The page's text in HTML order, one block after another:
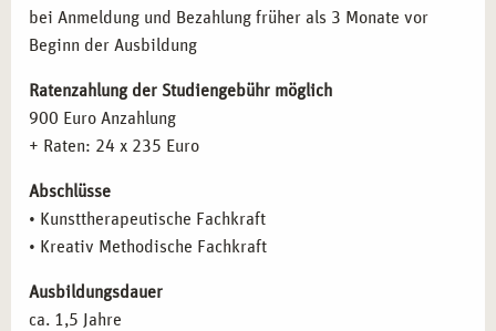
verschiedenen Zielgruppen unterstützen.
BERUFLICHE PERSPEKTIVEN NACH DER
AUSBILDUNG IN BERLIN
Absolventen derkunsttherapeutischen Praxisausbildung
haben vielfältige berufliche Perspektiven. Sie können in
Kunsttherapie
Musiktherapie ,Traumatherapie
Demenzprävention
und Krisenintervention
Praxen,Kliniken,Kindertageseinrichtungen
Seniorenheimen
Gruppendynamische Prozesse
Themen- und teilnehmerzentrierte Stundenplanung
Therapeutische Techniken: Materialkunde und Übungen
in der Malerei
Kommunikation und Gesprächsführung
Kunsttherapie in der Heilpädagogik
Kunsttherapie in der Demenzprävention und -arbeit
Arbeit in der Traumatherapie und Krisenintervention
Kulturpädagogik
bei Anmeldung und Bezahlung früher als 3 Monate vor
Beginn der Ausbildung
Ratenzahlung der Studiengebühr möglich
900 Euro Anzahlung
+ Raten: 24 x 235 Euro
Abschlüsse
• Kunsttherapeutische Fachkraft
• Kreativ Methodische Fachkraft
Ausbildungsdauer
ca. 1,5 Jahre